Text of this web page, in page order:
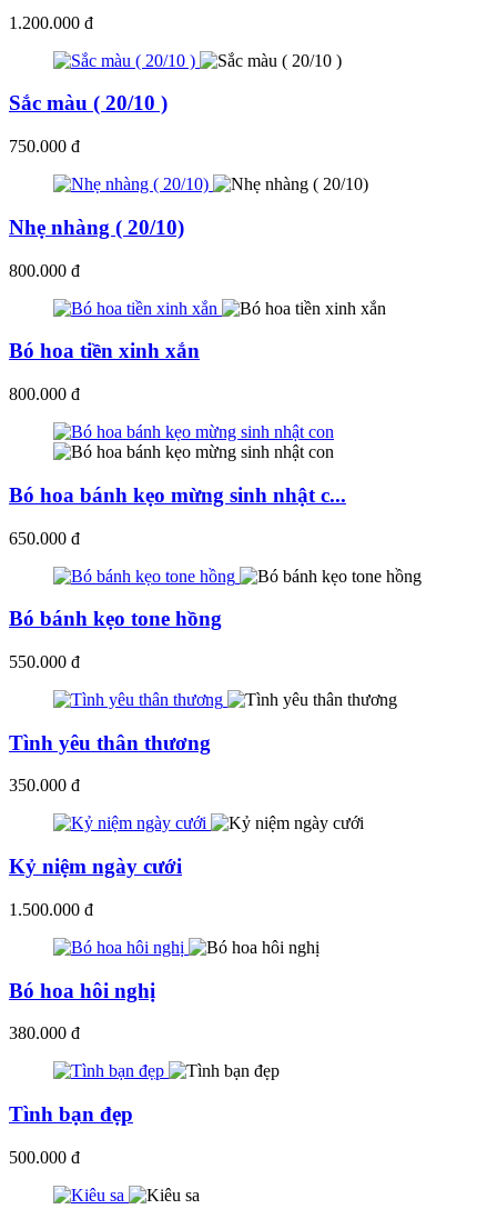
1.200.000 đ
Sắc màu ( 20/10 )
750.000 đ
Nhẹ nhàng ( 20/10)
800.000 đ
Bó hoa tiền xinh xắn
800.000 đ
Bó hoa bánh kẹo mừng sinh nhật c...
650.000 đ
Bó bánh kẹo tone hồng
550.000 đ
Tình yêu thân thương
350.000 đ
Kỷ niệm ngày cưới
1.500.000 đ
Bó hoa hôi nghị
380.000 đ
Tình bạn đẹp
500.000 đ